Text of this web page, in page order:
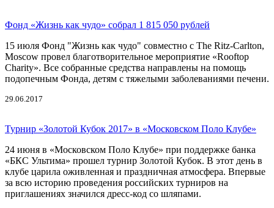
Фонд «Жизнь как чудо» собрал 1 815 050 рублей
15 июля Фонд "Жизнь как чудо" совместно с The Ritz-Carlton,
Moscow провел благотворительное мероприятие «Rooftop
Charity». Все собранные средства направлены на помощь
подопечным Фонда, детям с тяжелыми заболеваниями печени.
29.06.2017
Турнир «Золотой Кубок 2017» в «Московском Поло Клубе»
24 июня в «Московском Поло Клубе» при поддержке банка
«БКС Ультима» прошел турнир Золотой Кубок. В этот день в
клубе царила оживленная и праздничная атмосфера. Впервые
за всю историю проведения российских турниров на
приглашениях значился дресс-код со шляпами.